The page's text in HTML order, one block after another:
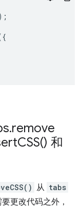
{
.remove
CSS() 和
从 tabs
更改代码之外，